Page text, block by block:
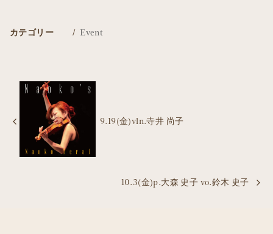
カテゴリー Event
9.19(金)vln.寺井 尚子
10.3(金)p.大森 史子 vo.鈴木 史子